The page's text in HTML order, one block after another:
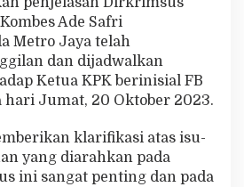
Ade Safri
Metro Jaya telah
dan dijadwalkan
Ketua KPK berinisial FB
hari Jumat, 20 Oktober 2023.
klarifikasi atas isu-
yang diarahkan pada
ini sangat penting dan pada